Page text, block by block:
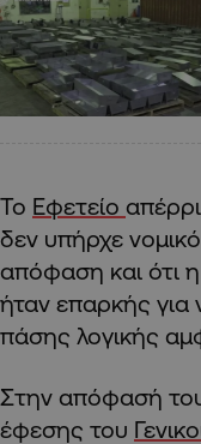
Το Εφετείο
δεν υπήρχε
απόφαση και ότι
ήταν επαρκής για
πάσης λογικής
Στην απόφασή
έφεσης του